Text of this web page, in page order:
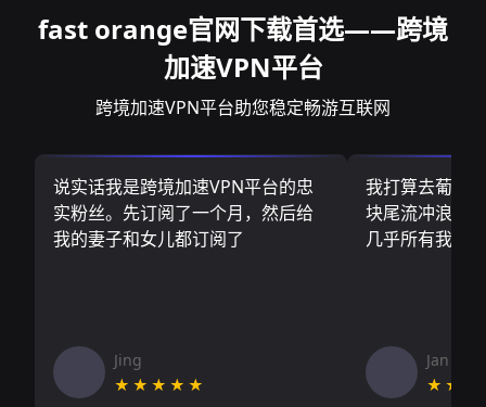
fast orange官网下载首选——跨境
加速VPN平台
跨境加速VPN平台助您稳定畅游互联网
说实话我是跨境加速VPN平台的忠
实粉丝。先订阅了一个月，然后给
我的妻子和女儿都订阅了
Jing
★★★★★
我打算去葡萄
块尾流冲浪板
几乎所有我需
Jan V